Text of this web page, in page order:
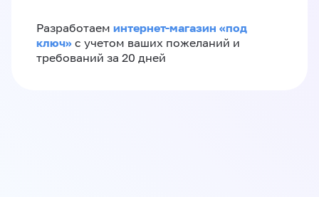
Разработаем интернет-магазин «‎под
ключ»‎ с учетом ваших пожеланий и
требований за 20 дней